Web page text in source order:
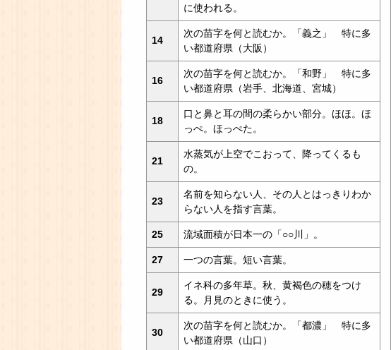
に使われる。
14
次の苗字を何と読むか。「義之」 特に多
い都道府県（大阪）
16
次の苗字を何と読むか。「和野」 特に多
い都道府県（岩手、北海道、宮城）
18
口と鼻と耳の間の柔らかい部分。ほほ。ほ
っぺ。ほっぺた。
21
水蒸気が上空でこおって、降ってくるも
の。
23
名前を知らない人、その人とはっきりわか
らない人を指す言葉。
25 流域面積が日本一の「○○川」。
27 一つの言葉。短い言葉。
29
イネ科の多年草。秋、黄褐色の穂をつけ
る。月見のときに使う。
30
次の苗字を何と読むか。「都濃」 特に多
い都道府県（山口）